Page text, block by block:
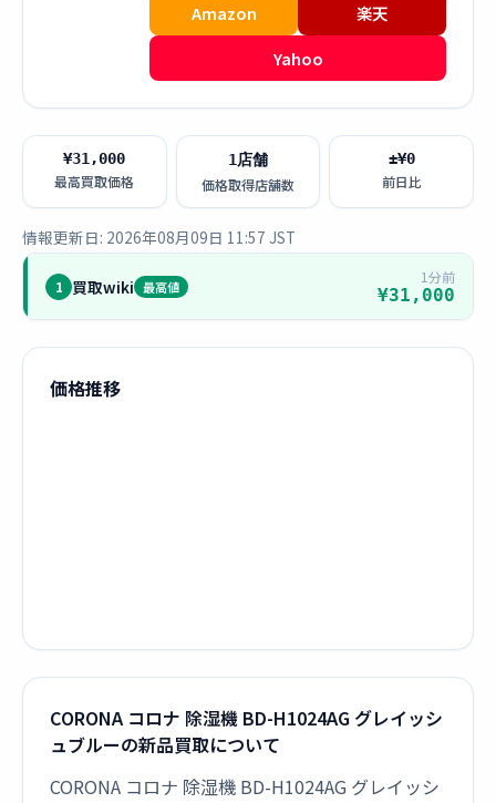
Amazon
楽天
Yahoo
¥31,000
最高買取価格
1店舗
価格取得店舗数
±¥0
前日比
情報更新日: 2026年08月09日 11:57 JST
1 買取wiki 最高値
1分前
¥31,000
価格推移
CORONA コロナ 除湿機 BD-H1024AG グレイッシ
ュブルーの新品買取について
CORONA コロナ 除湿機 BD-H1024AG グレイッシ